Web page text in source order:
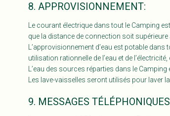
8. APPROVISIONNEMENT:
Le courant électrique dans tout le Camping
que la distance de connection soit
L’approvisionnement d’eau est potable
utilisation rationnelle de l’eau et de
L’eau des sources réparties dans le
Les lave-vaisselles seront utilisés pour laver
9. MESSAGES